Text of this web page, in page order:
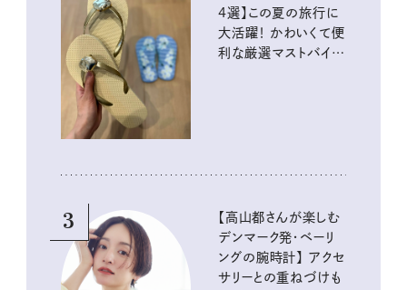
4選】この夏の旅行に
大活躍！ かわいくて便
利な厳選マストバイア
3
【高山都さんが楽しむ
デンマーク発・ベーリ
ングの腕時計】 アクセ
サリーとの重ねづけも